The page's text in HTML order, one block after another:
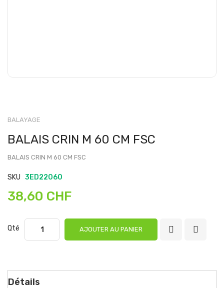
BALAYAGE
BALAIS CRIN M 60 CM FSC
BALAIS CRIN M 60 CM FSC
SKU 3ED22060
38,60 CHF
Qté AJOUTER AU PANIER
Détails